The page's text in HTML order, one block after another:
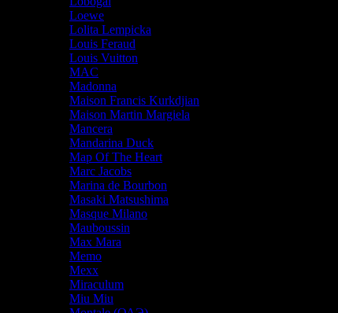
Loewe
Lolita Lempicka
Louis Feraud
Louis Vuitton
MAC
Madonna
Maison Francis Kurkdjian
Maison Martin Margiela
Mancera
Mandarina Duck
Map Of The Heart
Marc Jacobs
Marina de Bourbon
Masaki Matsushima
Masque Milano
Mauboussin
Max Mara
Memo
Mexx
Miraculum
Miu Miu